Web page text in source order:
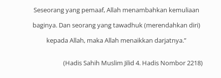
Seseorang yang pemaaf, Allah menambahkan kemuliaan
baginya. Dan seorang yang tawadhuk (merendahkan diri)
kepada Allah, maka Allah menaikkan darjatnya.”
(Hadis Sahih Muslim Jilid 4. Hadis Nombor 2218)